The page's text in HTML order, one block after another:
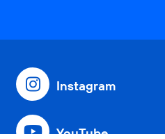
Instagram
YouTube